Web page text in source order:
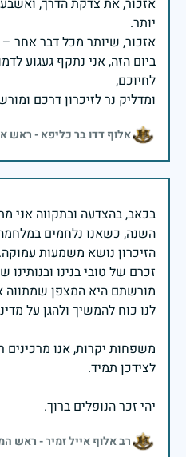
אזכור, את צדקת הדרך,
ביום הזה, אני נתקף געגוע
ומדליק נר לזיכרון דרכם
אלוף דדו בר כליפא - ראש
בכאב, בהצדעה ובתקווה אני
השנה, כשאנו נלחמים
הזיכרון נושא משמעות
זכרם של טובי בנינו
מורשתם היא המצפן שמתווה
משפחות יקרות, אנו מרכינים
יהי זכר הנופלים ברוך.
רב אלוף אייל זמיר - ראש